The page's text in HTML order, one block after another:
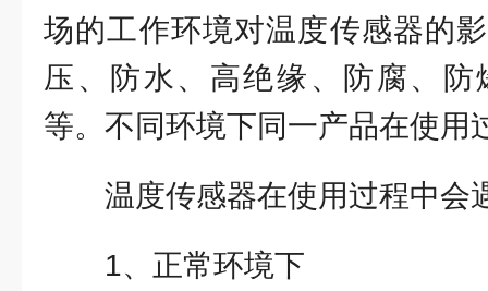
场的工作环境对温度传感器的
压、防水、高绝缘、防腐、
等。不同环境下同一产品在使用
温度传感器在使用过程中会
1、正常环境下